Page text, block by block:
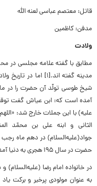
قاتل: معتصم عباسی لعنه الله
مدفن: کاظمین
ولادت
مطابق با گفته علامه مجلسی در
مدینه گفته اند.[۱]
آمده است که: ابن عیاش گفت
علیه) با این جملات خارج شد:
الثانی و ابنه علی بن محمّد
حضرت در سال ۱۹۵ هجری به دنیا آمده اند[۴]
در خانواده امام رضا
به عنوان مولودى پرخیر و برکت